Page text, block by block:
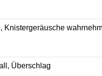
Knistergeräusche
Überschlag